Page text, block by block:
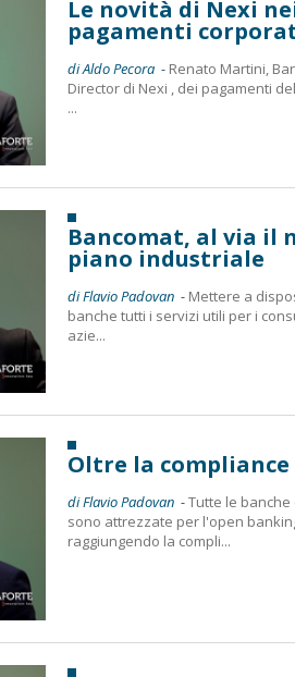
Le novità di Nexi
pagamenti
di Aldo Pecora - Renato Martini,
Director di Nexi , dei pagamenti
...
Bancomat, al via il
piano industriale
di Flavio Padovan - Mettere a
banche tutti i servizi utili per i
azie...
Oltre la compliance
di Flavio Padovan -Tutte le
sono attrezzate per l'open
raggiungendo la compli...